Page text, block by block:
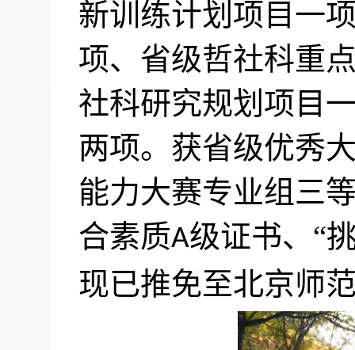
新训练计划项目一
项、省级哲社科重
社科研究规划项目
两项。获省级优秀
能力大赛专业组三
合素质A级证书、“
现已推免至北京师